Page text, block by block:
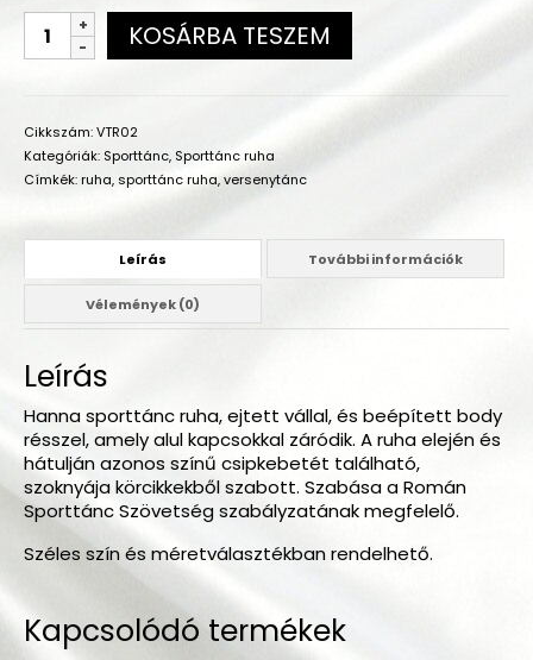
KOSÁRBA TESZEM
Cikkszám:VTR02
Kategóriák: Sporttánc, Sporttánc ruha
Címkék:ruha,sporttánc ruha,versenytánc
Leírás További információk
Vélemények (0)
Leírás
Hanna sporttánc ruha, ejtett vállal, és beépített body
résszel, amely alul kapcsokkal záródik. A ruha elején és
hátulján azonos színű csipkebetét található,
szoknyája körcikkekből szabott. Szabása a Román
Sporttánc Szövetség szabályzatának megfelelő.
Széles szín és méretválasztékban rendelhető.
Kapcsolódó termékek